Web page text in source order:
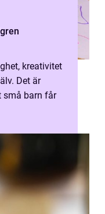
kreativitet
Det är
små barn får